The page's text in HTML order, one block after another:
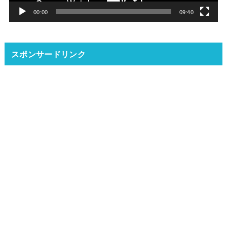
00:00 09:40
スポンサードリンク